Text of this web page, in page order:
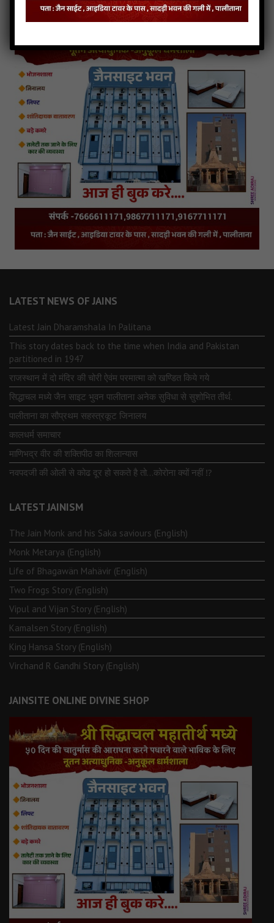
LATEST NEWS OF JAINS
Latest Jain Dharamshala In Palitana
This story dates back to the time when India and Pakistan
partitioned in 1947
राजस्थान में दो मंदिर की चोरी ऐवंम परमात्मा को खण्डित किये गये
सिद्धाचल मध्ये जैन साइट भुवन पालीताना अनेक सुविधा से सुशोभित तीर्थ.
पालीताना का सौप्रथम सहस्त्रकूट जिनालय
कालधर्म समाचार
माणिभद्र वीर की शक्तिपीठ का शिलान्यास
नवपदजी की ओली से कोढ दूर हो सकते है तो…कोरोना क्यों नहीं ⁉️
LATEST JAINISM
The Jain Monk and his Saka saviours (English)
Monk Metarya (English)
Life of Bhagawän Mahävir (English)
Two Frogs Story (English)
Vipul and Vijan Story (English)
Kamalsen Story (English)
King Hansa Story (English)
Virchand R Gandhi Story (English)
JAINSITE ONLINE DIVINE SHOP